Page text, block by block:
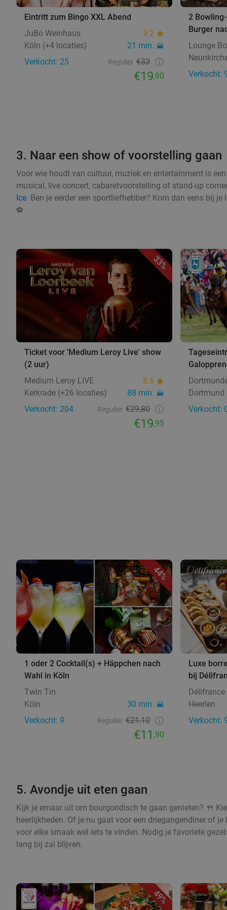
Eintritt zum Bingo XXL Abend
JuBo Weinhaus
9.2
Köln (+4 locaties)
21 min.
Verkocht: 25
Regulier €33
€19,90
2
Burger
Lounge
Verkocht:
3. Naar een show of voorstelling gaan
Voor wie houdt van cultuur, muziek en entertainment is
musical, live concert, cabaretvoorstelling of stand-up
Ice. Ben je eerder een sportliefhebber? Kom dan eens bij
⚽
33%
Ticket voor 'Medium Leroy Live' show
(2 uur)
Medium Leroy LIVE
8.6
Kerkrade (+26 locaties)
88 min.
Verkocht: 204
Regulier €29,80
€19,95
Dortmund
Verkocht:
44%
1 oder 2 Cocktail(s) + Häppchen nach
Wahl in Köln
Twin Tin
Köln
30 min.
Verkocht: 9
Regulier €21,10
€11 ,90
Luxe
bij
Délifrance
Heerlen
Verkocht:
5. Avondje uit eten gaan
Kijk je ernaar uit om bourgondisch te gaan genieten? 🍴
heerlijkheden. Of je nu gaat voor een driegangendiner of
voor elke smaak wel iets te vinden. Nodig je favoriete
lang bij zal blijven.
49%